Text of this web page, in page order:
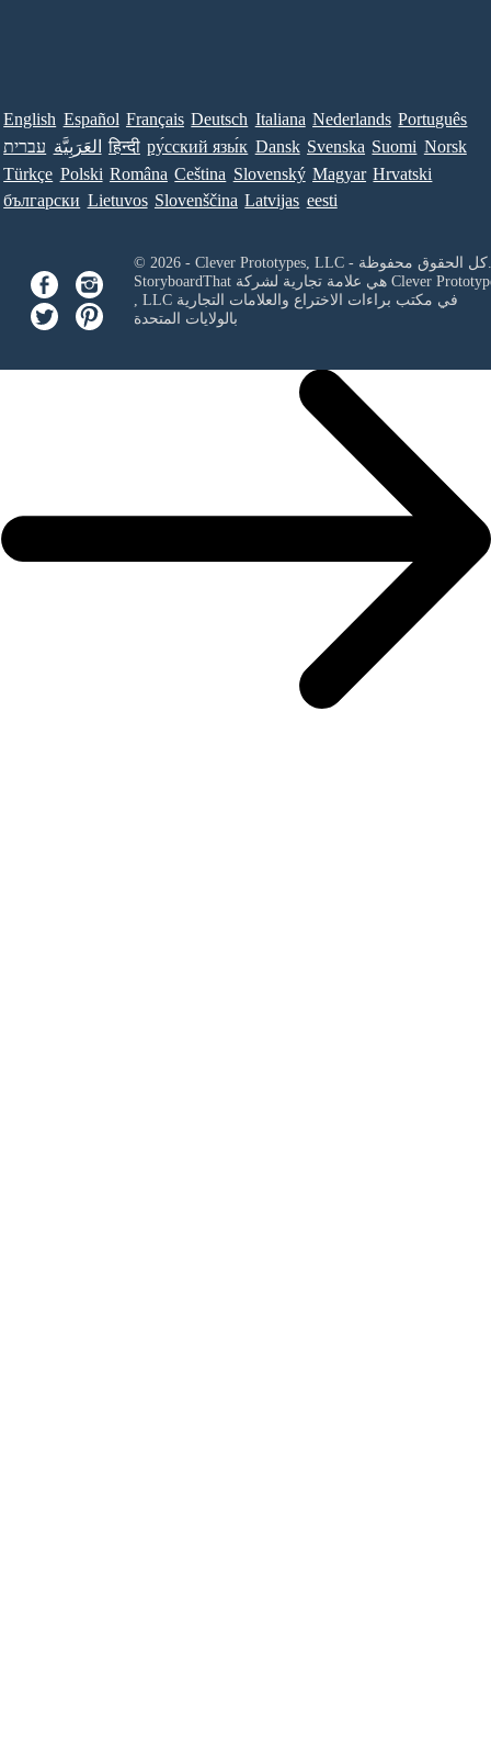
English Español Français Deutsch Italiana Nederlands Português
עברית العَرَبِيَّة हिन्दी ру́сский язы́к Dansk Svenska Suomi Norsk
Türkçe Polski Româna Ceština Slovenský Magyar Hrvatski
български Lietuvos Slovenščina Latvijas eesti
© 2026 - Clever Prototypes, LLC - كل الحقوق محفوظة.
StoryboardThat هي علامة تجارية لشركة Clever
, LLCفي مكتب براءات الاختراع والعلامات التجارية
بالولايات المتحدة